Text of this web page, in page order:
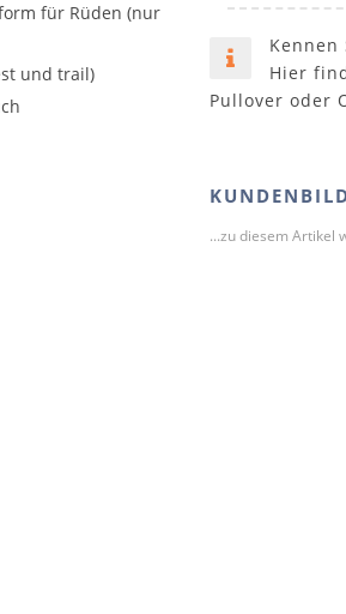
für Rüden (nur
und trail)
Hier
Pullover oder
...zu diesem Artikel